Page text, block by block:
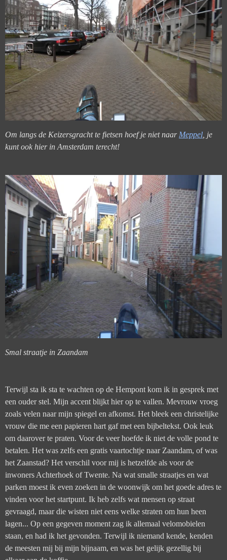
Om langs de Keizersgracht te fietsen hoef je niet naarMeppel, je
kunt ook hier in Amsterdam terecht!
Smal straatje in Zaandam
Terwijl sta ik sta te wachten op de Hempont kom ik in gesprek met
een ouder stel. Mijn accent blijkt hier op te vallen. Mevrouw vroeg
zoals velen naar mijn spiegel en afkomst. Het bleek een christelijke
vrouw die me een papieren hart gaf met een bijbeltekst. Ook leuk
om daarover te praten. Voor de veer hoefde ik niet de volle pond te
betalen. Het was zelfs een gratis vaartochtje naar Zaandam, of was
het Zaanstad? Het verschil voor mij is hetzelfde als voor de
inwoners Achterhoek of Twente. Na wat smalle straatjes en wat
parken moest ik even zoeken in de woonwijk om het goede adres te
vinden voor het startpunt. Ik heb zelfs wat mensen op straat
gevraagd, maar die wisten niet eens welke straten om hun heen
lagen... Op een gegeven moment zag ik allemaal velomobielen
staan, en had ik het gevonden. Terwijl ik niemand kende, kenden
de meesten mij bij mijn bijnaam, en was het gelijk gezellig bij